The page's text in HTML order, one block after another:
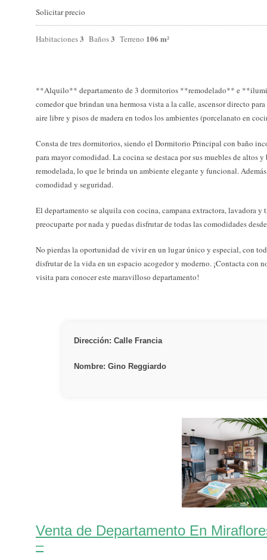
Solicitar precio
Habitaciones3 Baños3 Terreno 106 m²
**Alquilo** departamento de 3 dormitorios **remodelado** e
comedor que brindan una hermosa vista a la calle, ascensor directo
aire libre y pisos de madera en todos los ambientes (porcelanato en
Consta de tres dormitorios, siendo el Dormitorio Principal con baño
para mayor comodidad. La cocina se destaca por sus muebles de altos
remodelada, lo que le brinda un ambiente elegante y funcional.
comodidad y seguridad.
El departamento se alquila con cocina, campana extractora, lavadora y
preocuparte por nada y puedas disfrutar de todas las comodidades
No pierdas la oportunidad de vivir en un lugar único y especial, con
disfrutar de la vida en un espacio acogedor y moderno. ¡Contacta con
visita para conocer este maravilloso departamento!
Dirección: Calle Francia
Nombre: Gino Reggiardo
Venta de Departamento En
–